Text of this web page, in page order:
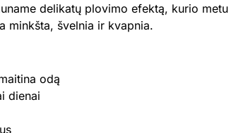
delikatų plovimo efektą, kurio
minkšta, švelnia ir kvapnia.
odą
dienai